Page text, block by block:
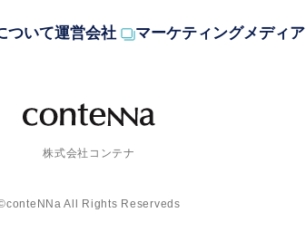
ついて運営会社 マーケティングメディア
株式会社コンテナ
All Rights Reserveds